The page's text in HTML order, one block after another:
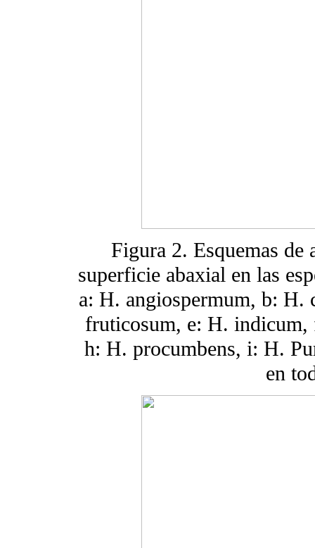
Figura 2. Esquemas de
superficie abaxial en las
a: H. angiospermum, b:
fruticosum, e: H.
h: H. procumbens, i: H.
en